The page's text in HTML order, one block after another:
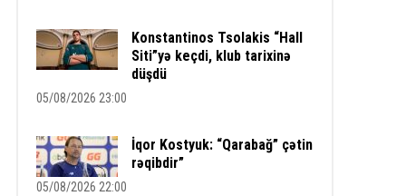
Konstantinos Tsolakis “Hall
Siti”yə keçdi, klub tarixinə
düşdü
05/08/2026 23:00
İqor Kostyuk: “Qarabağ” çətin
rəqibdir”
05/08/2026 22:00